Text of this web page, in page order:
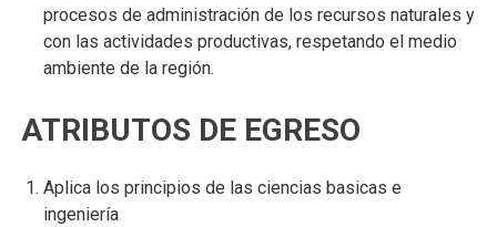
procesos de administración de los recursos naturales y
con las actividades productivas, respetando el medio
ambiente de la región.
ATRIBUTOS DE EGRESO
Aplica los principios de las ciencias basicas e
ingeniería